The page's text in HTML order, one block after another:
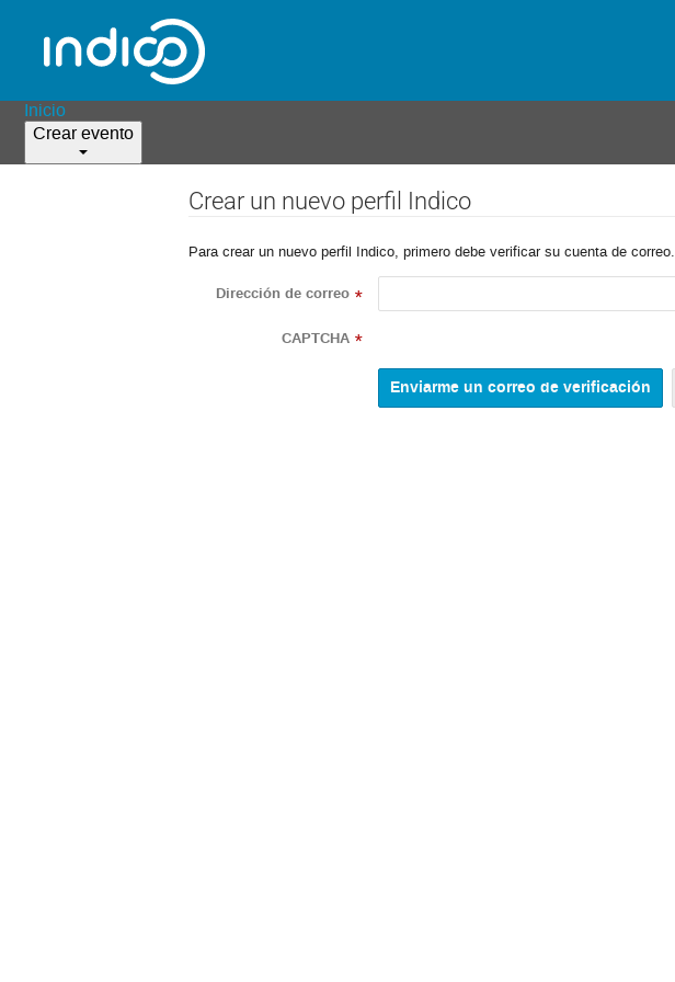
Inicio
Crear evento
Crear un nuevo perfil Indico
Para crear un nuevo perfil Indico, primero debe verificar su cuenta de correo.
Dirección de correo *
CAPTCHA *